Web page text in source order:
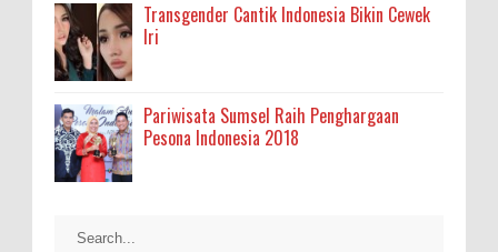
Transgender Cantik Indonesia Bikin Cewek
Iri
Pariwisata Sumsel Raih Penghargaan
Pesona Indonesia 2018